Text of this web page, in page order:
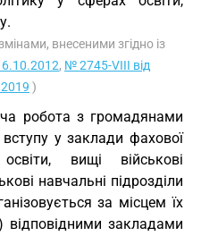
внесеними згідно із
, № 2745-VIII від
)
робота з громадянами
у заклади фахової
вищі військові
навчальні підрозділи
за місцем їх
відповідними закладами